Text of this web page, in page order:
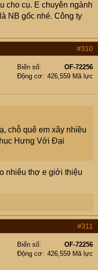
cho cụ. E chuyên ngành
NB gốc nhé. Công ty
#310
Biển số
OF-72256
Động cơ
426,559 Mã lực
chỗ quê em xây nhiều
Hưng Với Đại
nhiêu thợ e giới thiệu
#311
Biển số
OF-72256
Động cơ
426,559 Mã lực